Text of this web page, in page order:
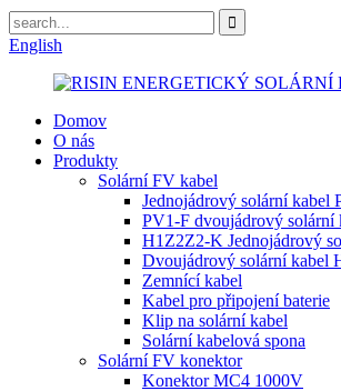
English
Domov
O nás
Produkty
Solární FV kabel
Jednojádrový solární kabel
PV1-F dvoujádrový solární
H1Z2Z2-K Jednojádrový
Dvoujádrový solární kabel
Zemnící kabel
Kabel pro připojení baterie
Klip na solární kabel
Solární kabelová spona
Solární FV konektor
Konektor MC4 1000V